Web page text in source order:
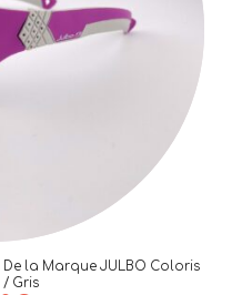
la Marque JULBO Coloris
/ Gris